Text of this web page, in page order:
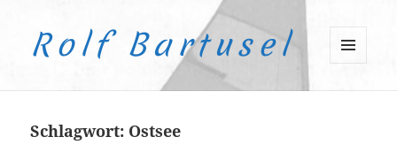
Rolf Bartusel
Schlagwort: Ostsee